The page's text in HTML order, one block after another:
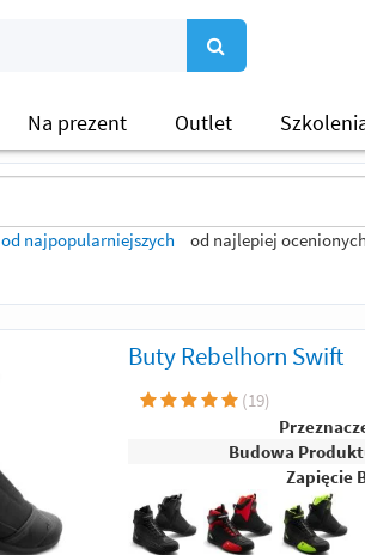
Na prezent Outlet
od najpopularniejszych od najlepiej ocenionych
Buty Rebelhorn Swift
(19)
Budowa
Zapięcie